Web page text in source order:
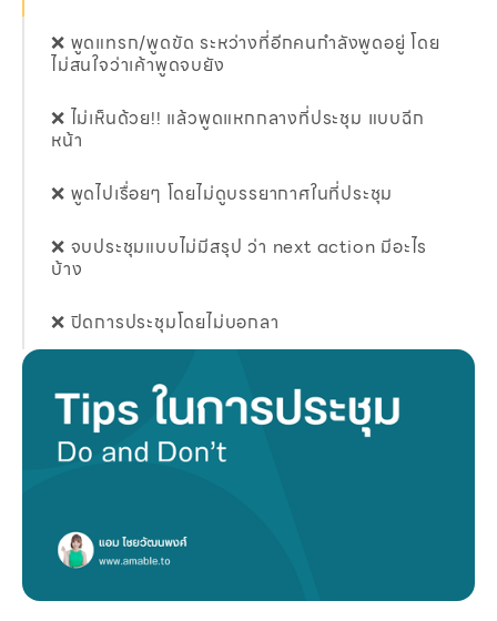
❌ พูดแทรก/พูดขัด ระหว่างที่อีกคนกำลังพูดอยู่ โดย
ไม่สนใจว่าเค้าพูดจบยัง
❌ ไม่เห็นด้วย!! แล้วพูดแหกกลางที่ประชุม แบบฉีก
หน้า
❌ พูดไปเรื่อยๆ โดยไม่ดูบรรยากาศในที่ประชุม
❌ จบประชุมแบบไม่มีสรุป ว่า next action มีอะไร
บ้าง
❌ ปิดการประชุมโดยไม่บอกลา